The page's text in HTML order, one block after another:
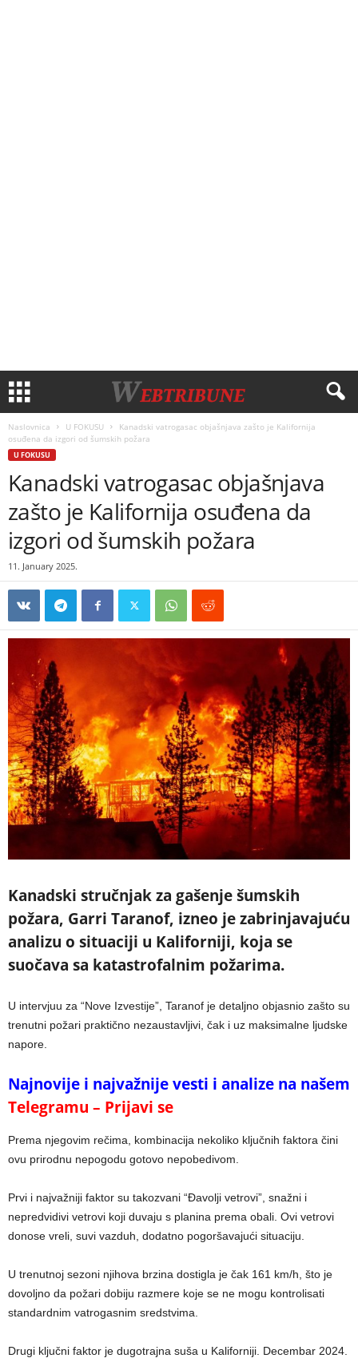
Naslovnica U FOKUSU
Kanadski vatrogasac objašnjava zašto je Kalifornija
osuđena da izgori od šumskih požara
U FOKUSU
Kanadski vatrogasac objašnjava
zašto je Kalifornija osuđena da
izgori od šumskih požara
11. January 2025.
Kanadski stručnjak za gašenje šumskih
požara, Garri Taranof, izneo je zabrinjavajuću
analizu o situaciji u Kaliforniji, koja se
suočava sa katastrofalnim požarima.
U intervjuu za “Nove Izvestije”, Taranof je detaljno objasnio zašto su
trenutni požari praktično nezaustavljivi, čak i uz maksimalne ljudske
napore.
Najnovije i najvažnije vesti i analize na našem
Telegramu – Prijavi se
Prema njegovim rečima, kombinacija nekoliko ključnih faktora čini
ovu prirodnu nepogodu gotovo nepobedivom.
Prvi i najvažniji faktor su takozvani “Đavolji vetrovi”, snažni i
nepredvidivi vetrovi koji duvaju s planina prema obali. Ovi vetrovi
donose vreli, suvi vazduh, dodatno pogoršavajući situaciju.
U trenutnoj sezoni njihova brzina dostigla je čak 161 km/h, što je
dovoljno da požari dobiju razmere koje se ne mogu kontrolisati
standardnim vatrogasnim sredstvima.
Drugi ključni faktor je dugotrajna suša u Kaliforniji. Decembar 2024.